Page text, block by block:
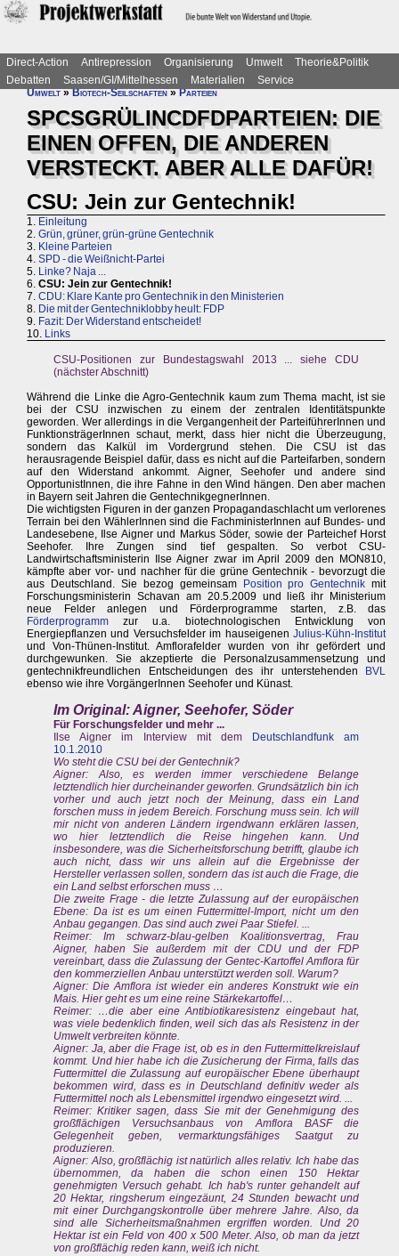
Direct-Action Antirepression Organisierung Umwelt
Theorie&Politik
Debatten
Saasen/GI/Mittelhessen Materialien
Service
Umwelt»Biotech-Seilschaften»Parteien
SPCSGRÜLINCDFDPARTEIEN: DIE
EINEN OFFEN, DIE ANDEREN
VERSTECKT. ABER ALLE DAFÜR!
CSU: Jein zur Gentechnik!
1. Einleitung
2. Grün, grüner, grün-grüne Gentechnik
3. Kleine Parteien
4. SPD - die Weißnicht-Partei
5. Linke? Naja ...
6. CSU: Jein zur Gentechnik!
7. CDU: Klare Kante pro Gentechnik in den Ministerien
8. Die mit der Gentechniklobby heult: FDP
9. Fazit: Der Widerstand entscheidet!
10. Links
CSU-Positionen zur Bundestagswahl 2013 ... siehe CDU
(nächster Abschnitt)
Während die Linke die Agro-Gentechnik kaum zum Thema macht, ist sie
bei der CSU inzwischen zu einem der zentralen Identitätspunkte
geworden. Wer allerdings in die Vergangenheit der ParteiführerInnen und
FunktionsträgerInnen schaut, merkt, dass hier nicht die Überzeugung,
sondern das Kalkül im Vordergrund stehen. Die CSU ist das
herausragende Beispiel dafür, dass es nicht auf die Parteifarben, sondern
auf den Widerstand ankommt. Aigner, Seehofer und andere sind
OpportunistInnen, die ihre Fahne in den Wind hängen. Den aber machen
in Bayern seit Jahren die GentechnikgegnerInnen.
Die wichtigsten Figuren in der ganzen Propagandaschlacht um verlorenes
Terrain bei den WählerInnen sind die FachministerInnen auf Bundes- und
Landesebene, Ilse Aigner und Markus Söder, sowie der Parteichef Horst
Seehofer. Ihre Zungen sind tief gespalten. So verbot CSU-
Landwirtschaftsministerin Ilse Aigner zwar im April 2009 den MON810,
kämpfte aber vor- und nachher für die grüne Gentechnik - bevorzugt die
aus Deutschland. Sie bezog gemeinsam
Position pro Gentechnik mit
Forschungsministerin Schavan am 20.5.2009 und ließ ihr Ministerium
neue Felder anlegen und Förderprogramme starten, z.B. das
Förderprogramm zur u.a. biotechnologischen Entwicklung von
Energiepflanzen und Versuchsfelder im hauseigenenJulius-Kühn-Institut
und Von-Thünen-Institut. Amflorafelder wurden von ihr gefördert und
durchgewunken. Sie akzeptierte die Personalzusammensetzung und
gentechnikfreundlichen Entscheidungen des ihr unterstehenden
BVL
ebenso wie ihre VorgängerInnen Seehofer und Künast.
Im Original: Aigner, Seehofer, Söder
Für Forschungsfelder und mehr ...
Ilse Aigner im Interview mit dem
Deutschlandfunk am
10.1.2010
Wo steht die CSU bei der Gentechnik?
Aigner: Also, es werden immer verschiedene Belange
letztendlich hier durcheinander geworfen. Grundsätzlich bin ich
vorher und auch jetzt noch der Meinung, dass ein Land
forschen muss in jedem Bereich. Forschung muss sein. Ich will
mir nicht von anderen Ländern irgendwann erklären lassen,
wo hier letztendlich die Reise hingehen kann. Und
insbesondere, was die Sicherheitsforschung betrifft, glaube ich
auch nicht, dass wir uns allein auf die Ergebnisse der
Hersteller verlassen sollen, sondern das ist auch die Frage, die
ein Land selbst erforschen muss …
Die zweite Frage - die letzte Zulassung auf der europäischen
Ebene: Da ist es um einen Futtermittel-Import, nicht um den
Anbau gegangen. Das sind auch zwei Paar Stiefel. ...
Reimer: Im schwarz-blau-gelben Koalitionsvertrag, Frau
Aigner, haben Sie außerdem mit der CDU und der FDP
vereinbart, dass die Zulassung der Gentec-Kartoffel Amflora für
den kommerziellen Anbau unterstützt werden soll. Warum?
Aigner: Die Amflora ist wieder ein anderes Konstrukt wie ein
Mais. Hier geht es um eine reine Stärkekartoffel…
Reimer: …die aber eine Antibiotikaresistenz eingebaut hat,
was viele bedenklich finden, weil sich das als Resistenz in der
Umwelt verbreiten könnte.
Aigner: Ja, aber die Frage ist, ob es in den Futtermittelkreislauf
kommt. Und hier habe ich die Zusicherung der Firma, falls das
Futtermittel die Zulassung auf europäischer Ebene überhaupt
bekommen wird, dass es in Deutschland definitiv weder als
Futtermittel noch als Lebensmittel irgendwo eingesetzt wird. ...
Reimer: Kritiker sagen, dass Sie mit der Genehmigung des
großflächigen Versuchsanbaus von Amflora BASF die
Gelegenheit geben, vermarktungsfähiges Saatgut zu
produzieren.
Aigner: Also, großflächig ist natürlich alles relativ. Ich habe das
übernommen, da haben die schon einen 150 Hektar
genehmigten Versuch gehabt. Ich hab's runter gehandelt auf
20 Hektar, ringsherum eingezäunt, 24 Stunden bewacht und
mit einer Durchgangskontrolle über mehrere Jahre. Also, da
sind alle Sicherheitsmaßnahmen ergriffen worden. Und 20
Hektar ist ein Feld von 400 x 500 Meter. Also, ob man da jetzt
von großflächig reden kann, weiß ich nicht.